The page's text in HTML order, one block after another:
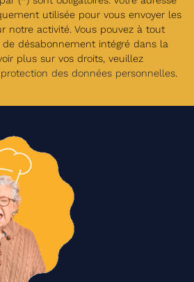
utilisée pour vous envoyer les
notre activité. Vous pouvez à tout
désabonnement intégré dans la
plus sur vos droits, veuillez
des données personnelles.